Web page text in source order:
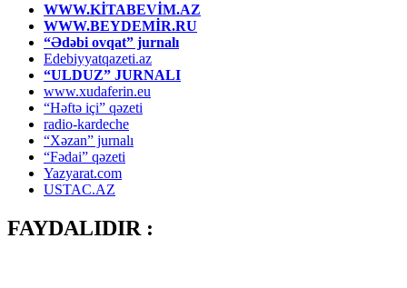
WWW.KİTABEVİM.AZ
WWW.BEYDEMİR.RU
“Ədəbi ovqat” jurnalı
Edebiyyatqazeti.az
“ULDUZ” JURNALI
www.xudaferin.eu
“Həftə içi” qəzeti
radio-kardeche
“Xəzan” jurnalı
“Fədai” qəzeti
Yazyarat.com
USTAC.AZ
FAYDALIDIR :